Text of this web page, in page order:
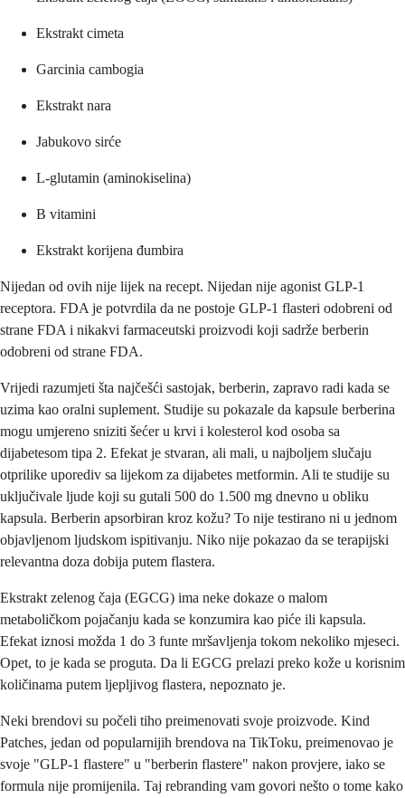
Ekstrakt cimeta
Garcinia cambogia
Ekstrakt nara
Jabukovo sirće
L-glutamin (aminokiselina)
B vitamini
Ekstrakt korijena đumbira
Nijedan od ovih nije lijek na recept. Nijedan nije agonist GLP-1
receptora. FDA je potvrdila da ne postoje GLP-1 flasteri odobreni od
strane FDA i nikakvi farmaceutski proizvodi koji sadrže berberin
odobreni od strane FDA.
Vrijedi razumjeti šta najčešći sastojak, berberin, zapravo radi kada se
uzima kao oralni suplement. Studije su pokazale da kapsule berberina
mogu umjereno sniziti šećer u krvi i kolesterol kod osoba sa
dijabetesom tipa 2. Efekat je stvaran, ali mali, u najboljem slučaju
otprilike uporediv sa lijekom za dijabetes metformin. Ali te studije su
uključivale ljude koji su gutali 500 do 1.500 mg dnevno u obliku
kapsula. Berberin apsorbiran kroz kožu? To nije testirano ni u jednom
objavljenom ljudskom ispitivanju. Niko nije pokazao da se terapijski
relevantna doza dobija putem flastera.
Ekstrakt zelenog čaja (EGCG) ima neke dokaze o malom
metaboličkom pojačanju kada se konzumira kao piće ili kapsula.
Efekat iznosi možda 1 do 3 funte mršavljenja tokom nekoliko mjeseci.
Opet, to je kada se proguta. Da li EGCG prelazi preko kože u korisnim
količinama putem ljepljivog flastera, nepoznato je.
Neki brendovi su počeli tiho preimenovati svoje proizvode. Kind
Patches, jedan od popularnijih brendova na TikToku, preimenovao je
svoje "GLP-1 flastere" u "berberin flastere" nakon provjere, iako se
formula nije promijenila. Taj rebranding vam govori nešto o tome kako